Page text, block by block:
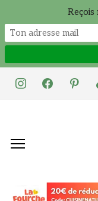
instagramfacebookpinterest
Reçois